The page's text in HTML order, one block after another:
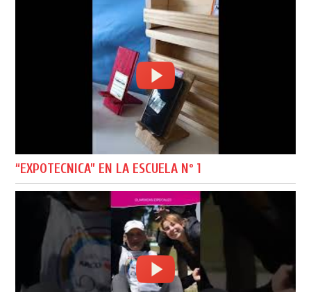
“EXPOTECNICA” EN LA ESCUELA Nº 1